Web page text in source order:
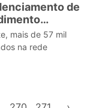
de
mais de 57 mil
na rede